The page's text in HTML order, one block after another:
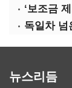
‘보조금
뉴스리듬